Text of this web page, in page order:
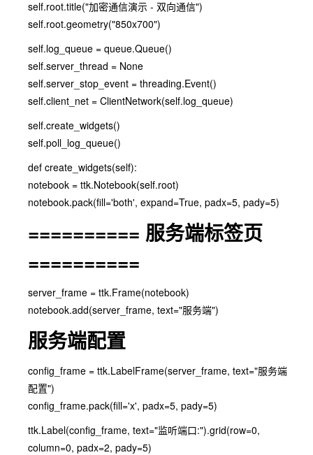
self.root.title("加密通信演示 - 双向通信")
self.root.geometry("850x700")
self.log_queue = queue.Queue()
self.server_thread = None
self.server_stop_event = threading.Event()
self.client_net = ClientNetwork(self.log_queue)
self.create_widgets()
self.poll_log_queue()
def create_widgets(self):
notebook = ttk.Notebook(self.root)
notebook.pack(fill='both', expand=True, padx=5, pady=5)
========== 服务端标签页
==========
server_frame = ttk.Frame(notebook)
notebook.add(server_frame, text="服务端")
服务端配置
config_frame = ttk.LabelFrame(server_frame, text="服务端
配置")
config_frame.pack(fill='x', padx=5, pady=5)
ttk.Label(config_frame, text="监听端口:").grid(row=0,
column=0, padx=2, pady=5)